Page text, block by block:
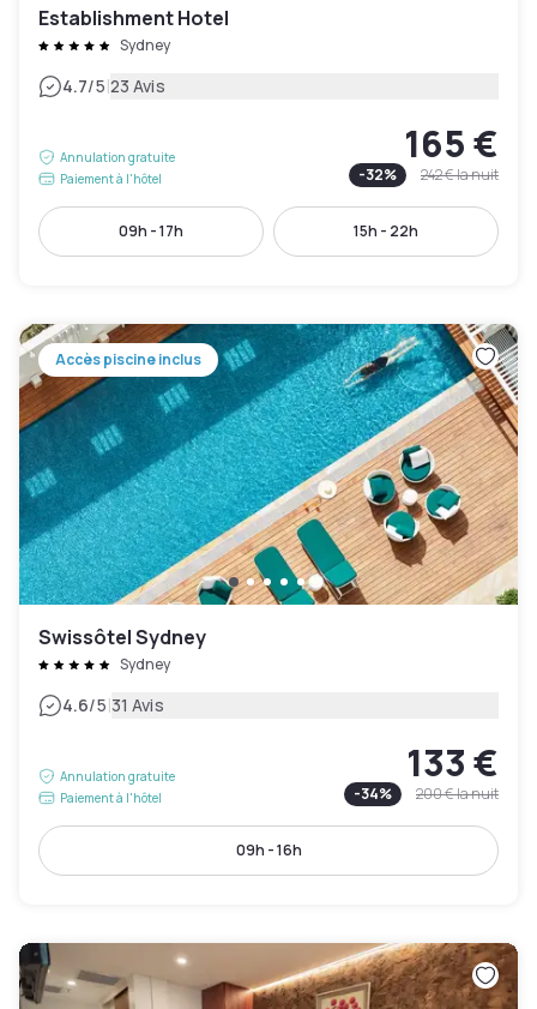
Establishment Hotel
Sydney
4.7/5|23 Avis
Annulation gratuite
Paiement à l'hôtel
165 €
-32% 242 €la nuit
09h - 17h 15h - 22h
Accès piscine inclus
Swissôtel Sydney
Sydney
4.6/5|31 Avis
Annulation gratuite
Paiement à l'hôtel
133 €
-34% 200 €la nuit
09h - 16h